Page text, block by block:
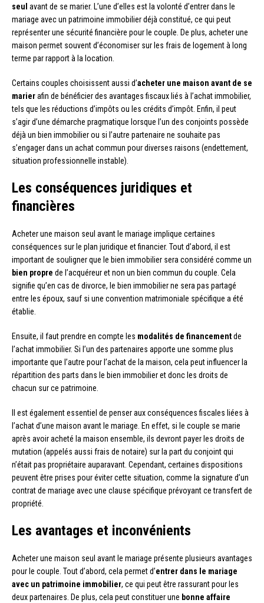
seul avant de se marier. L’une d’elles est la volonté d’entrer dans le
mariage avec un patrimoine immobilier déjà constitué, ce qui peut
représenter une sécurité financière pour le couple. De plus, acheter une
maison permet souvent d’économiser sur les frais de logement à long
terme par rapport à la location.
Certains couples choisissent aussi d’acheter une maison avant de se
marierafin de bénéficier des avantages fiscaux liés à l’achat immobilier,
tels que les réductions d’impôts ou les crédits d’impôt. Enfin, il peut
s’agir d’une démarche pragmatique lorsque l’un des conjoints possède
déjà un bien immobilier ou si l’autre partenaire ne souhaite pas
s’engager dans un achat commun pour diverses raisons (endettement,
situation professionnelle instable).
Les conséquences juridiques et
financières
Acheter une maison seul avant le mariage implique certaines
conséquences sur le plan juridique et financier. Tout d’abord, il est
important de souligner que le bien immobilier sera considéré comme un
bien propre de l’acquéreur et non un bien commun du couple. Cela
signifie qu’en cas de divorce, le bien immobilier ne sera pas partagé
entre les époux, sauf si une convention matrimoniale spécifique a été
établie.
Ensuite, il faut prendre en compte les modalités de financementde
l’achat immobilier. Si l’un des partenaires apporte une somme plus
importante que l’autre pour l’achat de la maison, cela peut influencer la
répartition des parts dans le bien immobilier et donc les droits de
chacun sur ce patrimoine.
Il est également essentiel de penser aux conséquences fiscales liées à
l’achat d’une maison avant le mariage. En effet, si le couple se marie
après avoir acheté la maison ensemble, ils devront payer les droits de
mutation (appelés aussi frais de notaire) sur la part du conjoint qui
n’était pas propriétaire auparavant. Cependant, certaines dispositions
peuvent être prises pour éviter cette situation, comme la signature d’un
contrat de mariage avec une clause spécifique prévoyant ce transfert de
propriété.
Les avantages et inconvénients
Acheter une maison seul avant le mariage présente plusieurs avantages
pour le couple. Tout d’abord, cela permet d’entrer dans le mariage
avec un patrimoine immobilier, ce qui peut être rassurant pour les
deux partenaires. De plus, cela peut constituer une bonne affaire